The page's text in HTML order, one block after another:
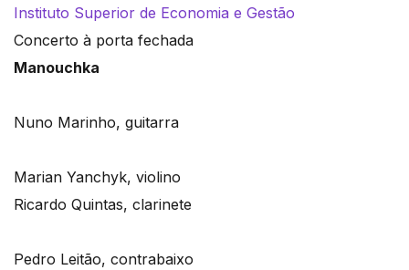
Instituto Superior de Economia e Gestão
Concerto à porta fechada
Manouchka
Nuno Marinho, guitarra
Marian Yanchyk, violino
Ricardo Quintas, clarinete
Pedro Leitão, contrabaixo